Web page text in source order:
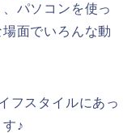
パソコンを使っ
面でいろんな動
フスタイルにあっ
♪